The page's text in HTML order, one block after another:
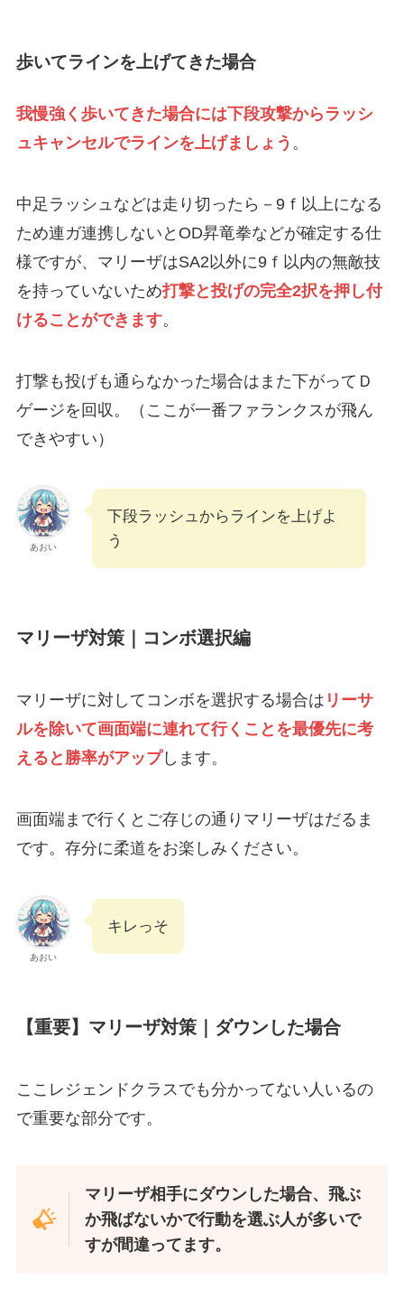
歩いてラインを上げてきた場合
我慢強く歩いてきた場合には下段攻撃からラッシ
ュキャンセルでラインを上げましょう 。
中足ラッシュなどは走り切ったら－9ｆ以上になる
ため連ガ連携しないとOD昇竜拳などが確定する仕
様ですが、マリーザはSA2以外に9ｆ以内の無敵技
を持っていないため打撃と投げの完全2択を押し付
けることができます。
打撃も投げも通らなかった場合はまた下がってＤ
ゲージを回収。（ここが一番ファランクスが飛ん
できやすい）
あおい
下段ラッシュからラインを上げよ
う
マリーザ対策｜コンボ選択編
マリーザに対してコンボを選択する場合は リーサ
ルを除いて画面端に連れて行くことを最優先に考
えると勝率がアップします。
画面端まで行くとご存じの通りマリーザはだるま
です。存分に柔道をお楽しみください。
あおい
キレっそ
【重要】マリーザ対策｜ダウンした場合
ここレジェンドクラスでも分かってない人いるの
で重要な部分です。
マリーザ相手にダウンした場合、飛ぶ
か飛ばないかで行動を選ぶ人が多いで
すが間違ってます。